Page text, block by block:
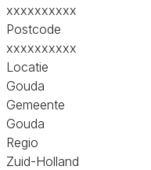
xxxxxxxxxx
Postcode
xxxxxxxxxx
Locatie
Gouda
Gemeente
Gouda
Regio
Zuid-Holland